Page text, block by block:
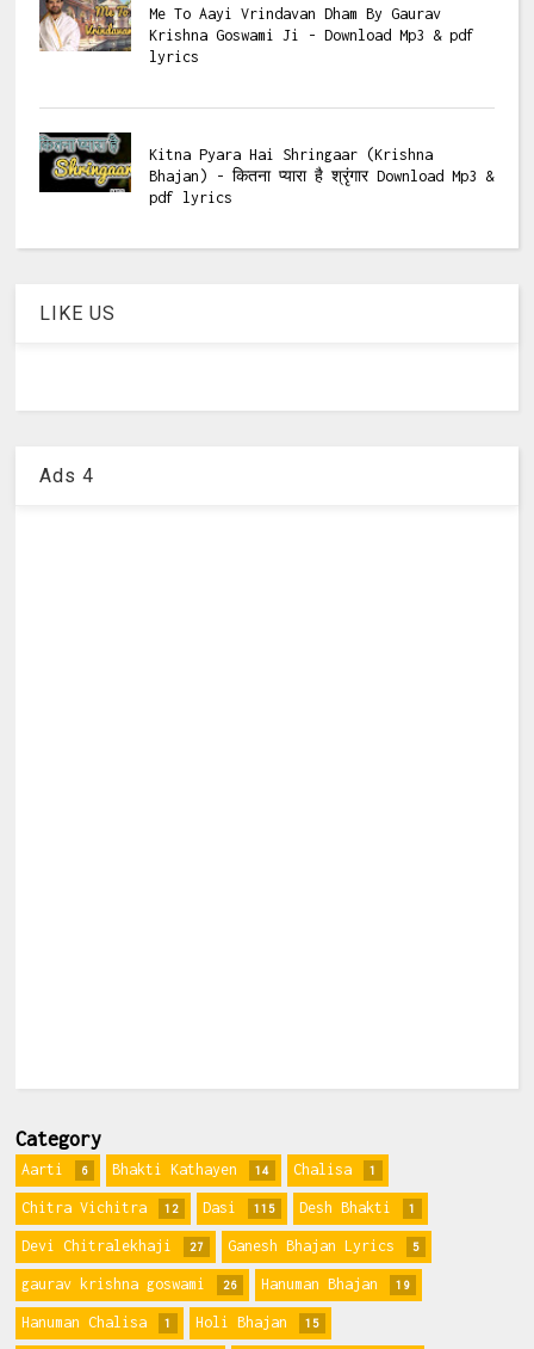
Me To Aayi Vrindavan Dham By Gaurav
Krishna Goswami Ji - Download Mp3 & pdf
lyrics
Kitna Pyara Hai Shringaar (Krishna
Bhajan) - कितना प्यारा है श्रृंगार Download Mp3 &
pdf lyrics
LIKE US
Ads 4
Category
Aarti 6 Bhakti Kathayen 14 Chalisa 1
Chitra Vichitra 12 Dasi 115 Desh Bhakti 1
Devi Chitralekhaji 27 Ganesh Bhajan Lyrics 5
gaurav krishna goswami 26 Hanuman Bhajan 19
Hanuman Chalisa 1 Holi Bhajan 15